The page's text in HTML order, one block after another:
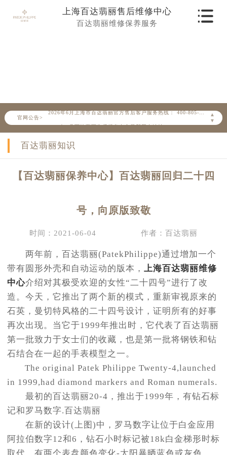
上海百达翡丽售后维修中心
百达翡丽维修保养服务
官网公告>
▲
▼
2026年6月上海市百达翡丽官方售后客户服务热线： 400-805-0910
2026年6月百达翡丽售后服务中心最新网点地址：
上海市黄浦区南京东路299号宏伊国际广场写字楼8层806室百达翡丽售后服务中心（需提前预约）
百达翡丽知识
【百达翡丽保养中心】百达翡丽回归二十四
号，向原版致敬
时间：2021-06-04 作者：百达翡丽
两年前，百达翡丽(PatekPhilippe)通过增加一个
带有圆形外壳和自动运动的版本， 上海百达翡丽维修
中心介绍对其极受欢迎的女性“二十四号”进行了改
造。今天，它推出了两个新的模式，重新审视原来的
石英，曼切特风格的二十四号设计，证明所有的好事
再次出现。当它于1999年推出时，它代表了百达翡丽
第一批致力于女士们的收藏，也是第一批将钢铁和钻
石结合在一起的手表模型之一。
The original Patek Philippe Twenty-4,launched
in 1999,had diamond markers and Roman numerals.
最初的百达翡丽20-4，推出于1999年，有钻石标
记和罗马数字.百达翡丽
在新的设计(上图)中，罗马数字让位于白金应用
阿拉伯数字12和6，钻石小时标记被18k白金梯形时标